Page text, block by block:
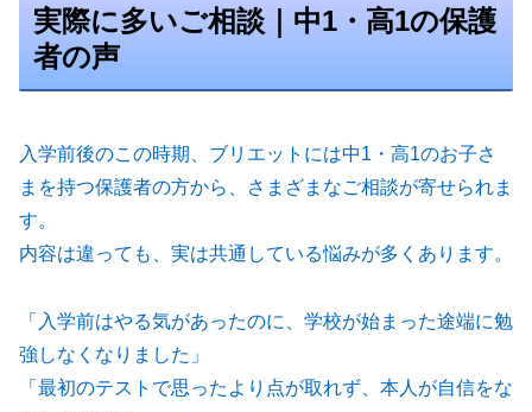
実際に多いご相談｜中1・高1の保護
者の声
入学前後のこの時期、ブリエットには中1・高1のお子さ
まを持つ保護者の方から、さまざまなご相談が寄せられま
す。
内容は違っても、実は共通している悩みが多くあります。
「入学前はやる気があったのに、学校が始まった途端に勉
強しなくなりました」
「最初のテストで思ったより点が取れず、本人が自信をな